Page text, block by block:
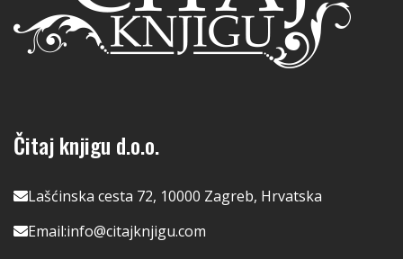
Čitaj knjigu d.o.o.
Lašćinska cesta 72, 10000 Zagreb, Hrvatska
Email:info@citajknjigu.com